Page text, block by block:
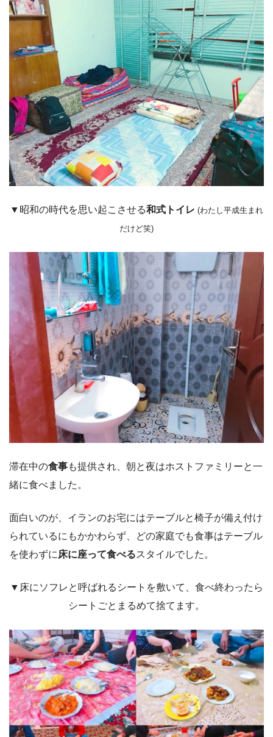
▼昭和の時代を思い起こさせる和式トイレ (わたし平成生まれ
だけど笑)
滞在中の食事も提供され、朝と夜はホストファミリーと一
緒に食べました。
面白いのが、イランのお宅にはテーブルと椅子が備え付け
られているにもかかわらず、どの家庭でも食事はテーブル
を使わずに床に座って食べるスタイルでした。
▼床にソフレと呼ばれるシートを敷いて、食べ終わったら
シートごとまるめて捨てます。